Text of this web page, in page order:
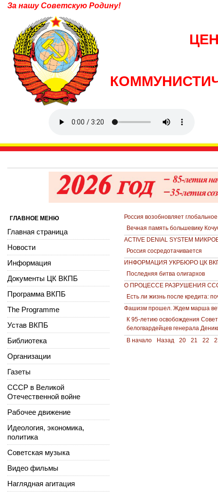
За нашу Советскую Родину!
Россия возобновляет
Вечная память большевику
ACTIVE DENIAL SYSTEM
Россия сосредотачивается
ИНФОРМАЦИЯ УКРБЮРО ЦК
Последняя битва олигархов
О ПРОЦЕССЕ РАЗРУШЕНИЯ
Есть ли жизнь после кредита:
Фашизм прошел. Ждем марша
К 95-летию освобождения
белогвардейцев генерала
В начало
Назад 20 21 22
ГЛАВНОЕ МЕНЮ
Главная страница
Новости
Информация
Документы ЦК ВКПБ
Программа ВКПБ
The Programme
Устав ВКПБ
Библиотека
Организации
Газеты
СССР в Великой
Отечественной войне
Рабочее движение
Идеология, экономика,
политика
Советская музыка
Видео фильмы
Наглядная агитация